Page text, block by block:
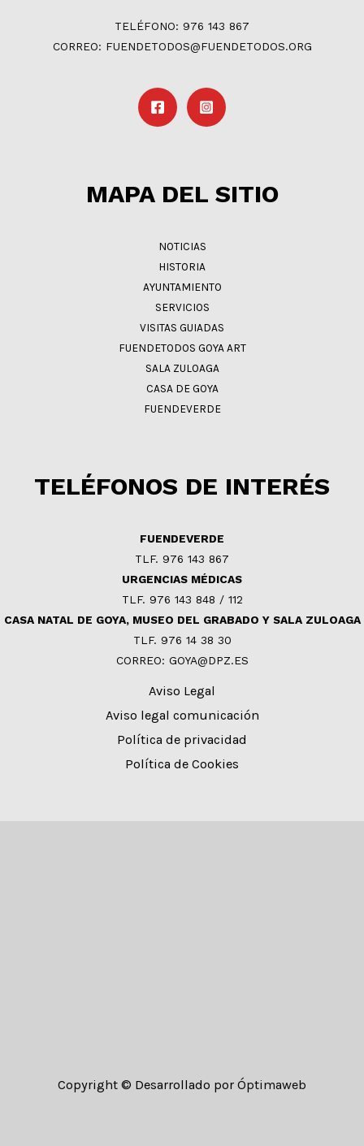
TELÉFONO: 976 143 867
CORREO: FUENDETODOS@FUENDETODOS.ORG
MAPA DEL SITIO
NOTICIAS
HISTORIA
AYUNTAMIENTO
SERVICIOS
VISITAS GUIADAS
FUENDETODOS GOYA ART
SALA ZULOAGA
CASA DE GOYA
FUENDEVERDE
TELÉFONOS DE INTERÉS
FUENDEVERDE
TLF. 976 143 867
URGENCIAS MÉDICAS
TLF. 976 143 848 / 112
CASA NATAL DE GOYA, MUSEO DEL GRABADO Y SALA ZULOAGA
TLF. 976 14 38 30
CORREO: GOYA@DPZ.ES
Aviso Legal
Aviso legal comunicación
Política de privacidad
Política de Cookies
Copyright © Desarrollado por Óptimaweb